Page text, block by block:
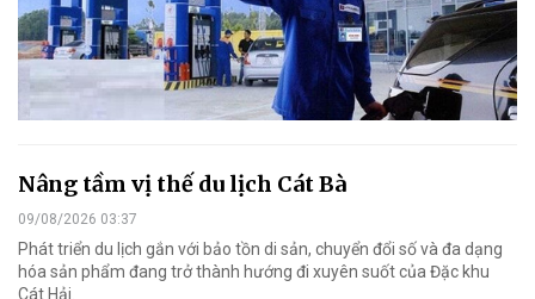
Nâng tầm vị thế du lịch Cát Bà
09/08/2026 03:37
Phát triển du lịch gắn với bảo tồn di sản, chuyển đổi số và đa dạng
hóa sản phẩm đang trở thành hướng đi xuyên suốt của Đặc khu
Cát Hải.